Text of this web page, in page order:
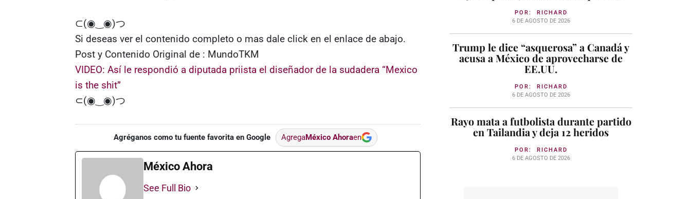
⊂(◉‿◉)つ
Si deseas ver el contenido completo o mas dale click en el enlace de abajo.
Post y Contenido Original de : MundoTKM
VIDEO: Así le respondió a diputada priista el diseñador de la sudadera “Mexico
is the shit”
⊂(◉‿◉)つ
Agréganos como tu fuente favorita en Google AgregaMéxico Ahoraen
México Ahora
See Full Bio
POR: RICHARD
6 DE AGOSTO DE 2026
Trump le dice “asquerosa” a Canadá y
acusa a México de aprovecharse de
EE.UU.
POR: RICHARD
6 DE AGOSTO DE 2026
Rayo mata a futbolista durante partido
en Tailandia y deja 12 heridos
POR: RICHARD
6 DE AGOSTO DE 2026